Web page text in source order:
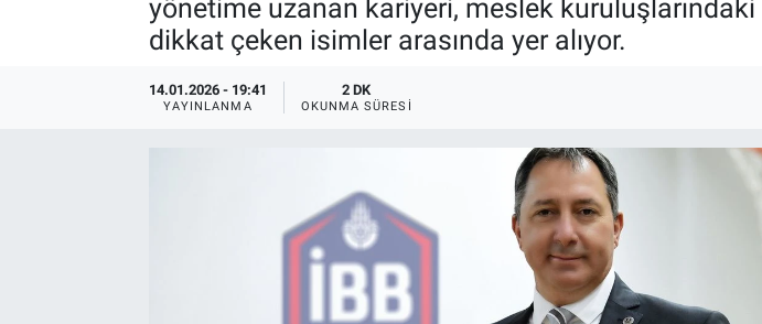
yönetime uzanan kariyeri, meslek
dikkat çeken isimler arasında yer alıyor.
14.01.2026 - 19:41
YAYINLANMA
2 DK
OKUNMA SÜRESI